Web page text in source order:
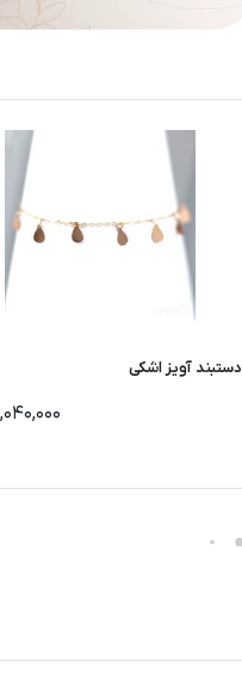
دستبند آویز اشکی